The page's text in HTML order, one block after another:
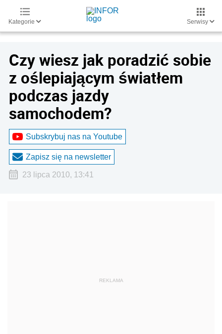
Kategorie Serwisy
Czy wiesz jak poradzić sobie
z oślepiającym światłem
podczas jazdy
samochodem?
Subskrybuj nas na Youtube
Zapisz się na newsletter
23 lipca 2010, 13:41